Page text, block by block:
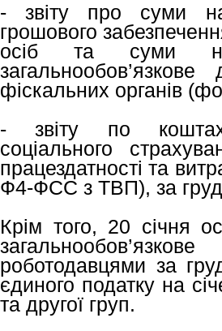
- звіту про суми
грошового
осіб та суми
фіскальних органів
- звіту по коштах
соціального
працездатності та
Ф4-ФСС з ТВП), за
Крім того, 20 січня
роботодавцями за
єдиного податку на
та другої груп.